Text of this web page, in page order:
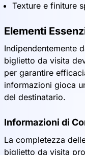
Texture e finiture
Elementi
Indipendentemente
biglietto da visita
per garantire
informazioni gioca
del destinatario.
Informazioni di
La completezza
biglietto da visita